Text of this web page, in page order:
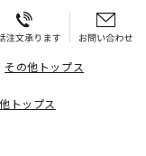
その他トップス
トップス